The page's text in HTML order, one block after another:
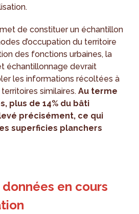
de constituer un échantillon
d’occupation du territoire
des fonctions urbaines, la
échantillonnage devrait
les informations récoltées à
territoires similaires.Au terme
plus de 14% du bâti
précisément, ce qui
superficies planchers
en cours